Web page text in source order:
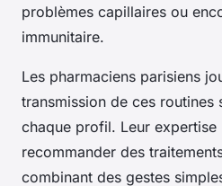
problèmes capillaires ou
immunitaire.
Les pharmaciens parisiens
transmission de ces routines
chaque profil. Leur expertise
recommander des
combinant des gestes